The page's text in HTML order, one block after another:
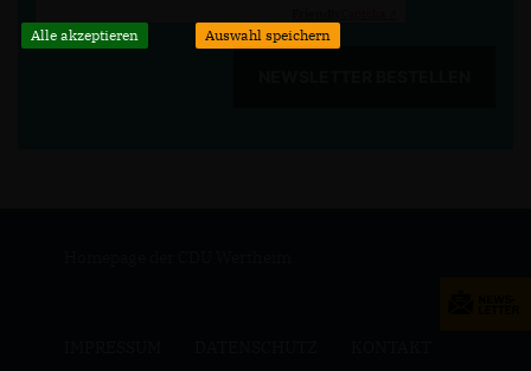
Alle akzeptieren Auswahl speichern